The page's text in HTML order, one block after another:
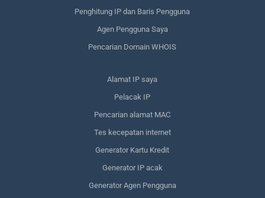
Penghitung IP dan Baris Pengguna
Agen Pengguna Saya
Pencarian Domain WHOIS
Alamat IP saya
Pelacak IP
Pencarian alamat MAC
Tes kecepatan internet
Generator Kartu Kredit
Generator IP acak
Generator Agen Pengguna